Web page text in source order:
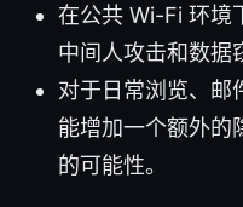
在公共 Wi-Fi 环境
中间人攻击和数据
对于日常浏览、邮
能增加一个额外的
的可能性。